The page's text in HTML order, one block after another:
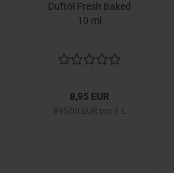
Duftöl Fresh Baked
10 ml
8,95 EUR
895,00 EUR pro 1 L